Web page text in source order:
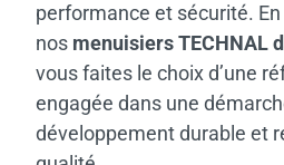
performance et sécurité.
nos menuisiers TECHNAL
vous faites le choix d’une
engagée dans une
développement durable et